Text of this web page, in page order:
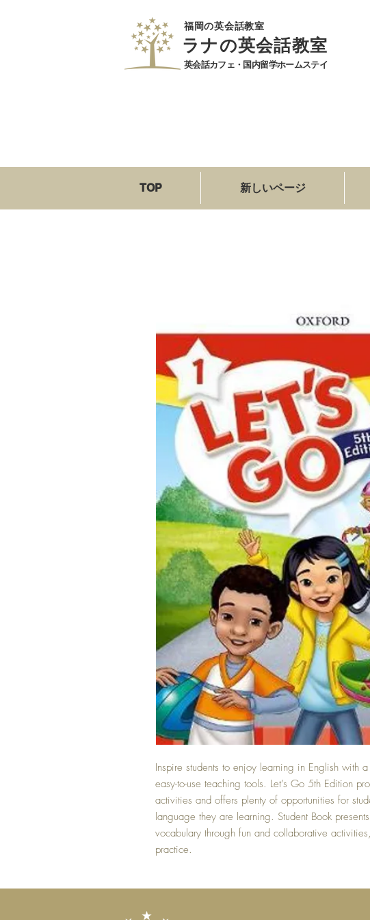
​福岡の英会話教室
​ラナの英会話教室
​英会話カフェ・国内留学ホームステイ
TOP 新しいページ
Inspire students to enjoy learning in English with
easy-to-use teaching tools. Let’s Go 5th Edition
activities and offers plenty of opportunities for
language they are learning. Student Book
vocabulary through fun and collaborative
practice.